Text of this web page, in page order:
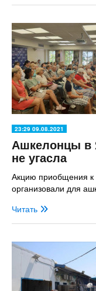
23:29 09.08.2021
Ашкелонцы в
не угасла
Акцию приобщения к
организовали для
Читать